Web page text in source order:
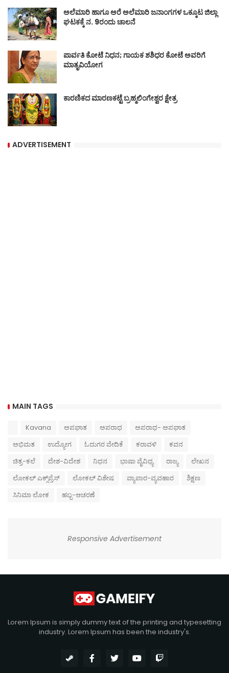
ಅಲೆಮಾರಿ ಹಾಗೂ ಅರೆ ಅಲೆಮಾರಿ ಜನಾಂಗಗಳ ಒಕ್ಕೂಟ ಜಿಲ್ಲಾ
ಘಟಕಕ್ಕೆ ನ. 9ರಂದು ಚಾಲನೆ
ಪಾರ್ವತಿ ಕೋಟೆ ನಿಧನ; ಗಾಯಕ ಶಶಿಧರ ಕೋಟೆ ಅವರಿಗೆ
ಮಾತೃವಿಯೋಗ
ಕಾರಣಿಕದ ಮಾರಣಕಟ್ಟೆ ಬ್ರಹ್ಮಲಿಂಗೇಶ್ವರ ಕ್ಷೇತ್ರ
ADVERTISEMENT
MAIN TAGS
Kavana ಅಪಘಾತ ಅಪರಾಧ
ಅಪರಾಧ- ಅಪಘಾತ
ಅಭಿಮತ
ಉದ್ಯೋಗ ಓದುಗರ ವೇದಿಕೆ ಕರಾವಳಿ
ಕವನ
ಚಿತ್ರ-ಕಲೆ
ದೇಶ-ವಿದೇಶ ನಿಧನ ಭಾಷಾ ವೈವಿಧ್ಯ ರಾಜ್ಯ
ಲೇಖನ
ಲೋಕಲ್ ಎಕ್ಸ್‌ಪ್ರೆಸ್
ಲೋಕಲ್ ವಿಶೇಷ ವ್ಯಾಪಾರ-ವ್ಯವಹಾರ
ಶಿಕ್ಷಣ
ಸಿನಿಮಾ ಲೋಕ
ಹಬ್ಬ-ಆಚರಣೆ
Responsive Advertisement
Lorem Ipsum is simply dummy text of the printing and typesetting
industry. Lorem Ipsum has been the industry's.